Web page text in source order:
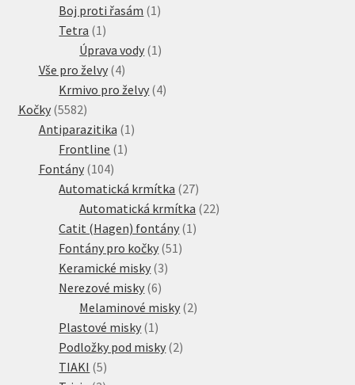
produkty
Boj proti řasám 1 1
Tetra 1 1
produkt
Úprava vody 1 1
Vše pro želvy 44
produkty
Krmivo pro želvy 44
Kočky 55825582
produktů
Antiparazitika 1 1
Frontline 1 1
Fontány 104104
produktů
Automatická krmítka 2727
produktů
Automatická krmítka 2222
Catit (Hagen) fontány 1 1
Fontány pro kočky 51 51
Keramické misky 33
Nerezové misky 66
produktů
Melaminové misky 22
Plastové misky 1 1
produkt
Podložky pod misky 22
TIAKI 55